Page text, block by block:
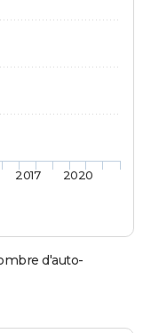
2017 2020
d'auto-